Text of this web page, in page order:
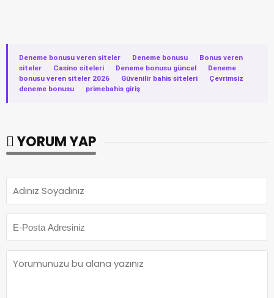
Deneme bonusu veren siteler · Deneme bonusu ·
Bonus veren
siteler
· Casino siteleri · Deneme bonusu güncel ·
Deneme
bonusu veren siteler 2026
· Güvenilir bahis siteleri ·
Çevrimsiz
deneme bonusu
· primebahis giriş
YORUM YAP